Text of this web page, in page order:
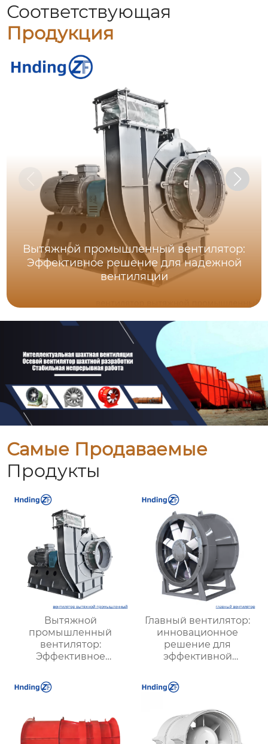
Соответствующая
Продукция
Вытяжной промышленный вентилятор:
Эффективное решение для надежной
вентиляции
Самые Продаваемые
Продукты
Вытяжной
промышленный
вентилятор:
Эффективное
надежной вентиляции
Главный вентилятор:
инновационное
решение для
эффективной
оптимизации работы